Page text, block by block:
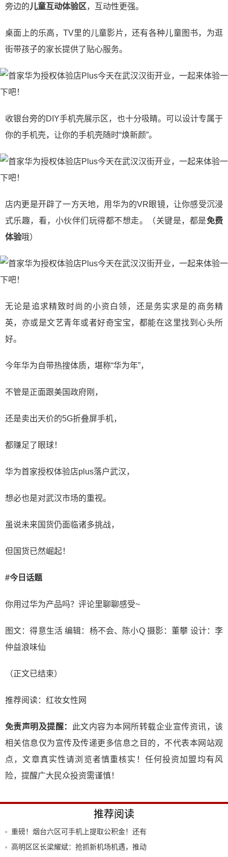
旁边的儿童互动体验区，互动性更强。
桌面上的乐高，TV里的儿童影片，还有各种儿童图书，为逛
街带孩子的家长提供了贴心服务。
收银台旁的DIY手机壳展示区，也十分吸睛。可以设计专属于
你的手机壳，让你的手机壳随时“焕新颜”。
店内更是开辟了一方天地，用华为的VR眼镜，让你感受沉浸
式乐趣，看，小伙伴们玩得都不想走。（关键是，都是免费
体验哦）
无论是追求精致时尚的小资白领，还是务实求是的商务精
英，亦或是文艺青年或者好奇宝宝，都能在这里找到心头所
好。
今年华为自带热搜体质，堪称“华为年”，
不管是正面跟美国政府刚，
还是卖出天价的5G折叠屏手机，
都赚足了眼球！
华为首家授权体验店plus落户武汉，
想必也是对武汉市场的重视。
虽说未来国货仍面临诸多挑战，
但国货已然崛起！
#今日话题
你用过华为产品吗？评论里聊聊感受~
图文：得意生活 编辑：杨不会、陈小Q 摄影：董攀 设计：李
仲益浪味仙
（正文已结束）
推荐阅读： 红妆女性网
免责声明及提醒：
此文内容为本网所转载企业宣传资讯，该
相关信息仅为宣传及传递更多信息之目的，不代表本网站观
点，文章真实性请浏览者慎重核实！任何投资加盟均有风
险，提醒广大民众投资需谨慎！
推荐阅读
重磅！烟台六区可手机上提取公积金！还有
这些业
高明区区长梁耀斌：抢抓新机场机遇，推动